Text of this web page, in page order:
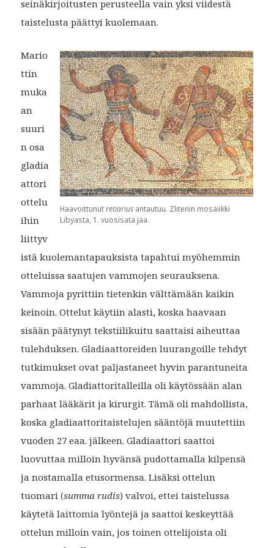
seinäkirjoitusten perusteella vain yksi viidestä
taistelusta päättyi kuolemaan.
Haavoittunutretiarius antautuu. Zlitenin mosaiikki
Libyasta, 1. vuosisata jaa.
Mario
ttin
muka
an
suuri
n osa
gladia
attori
ottelu
ihin
liittyv
istä kuolemantapauksista tapahtui myöhemmin
otteluissa saatujen vammojen seurauksena.
Vammoja pyrittiin tietenkin välttämään kaikin
keinoin. Ottelut käytiin alasti, koska haavaan
sisään päätynyt tekstiilikuitu saattaisi aiheuttaa
tulehduksen. Gladiaattoreiden luurangoille tehdyt
tutkimukset ovat paljastaneet hyvin parantuneita
vammoja. Gladiattoritalleilla oli käytössään alan
parhaat lääkärit ja kirurgit. Tämä oli mahdollista,
koska gladiaattoritaistelujen sääntöjä muutettiin
vuoden 27 eaa. jälkeen. Gladiaattori saattoi
luovuttaa milloin hyvänsä pudottamalla kilpensä
ja nostamalla etusormensa. Lisäksi ottelun
tuomari (summa rudis) valvoi, ettei taistelussa
käytetä laittomia lyöntejä ja saattoi keskeyttää
ottelun milloin vain, jos toinen ottelijoista oli